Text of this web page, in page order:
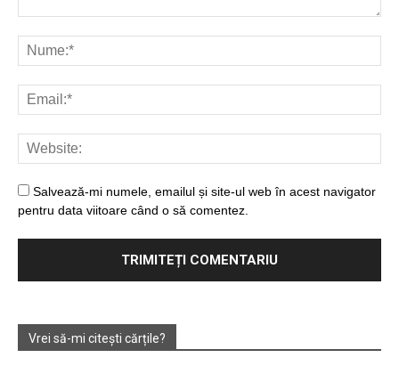
Salvează-mi numele, emailul și site-ul web în acest navigator
pentru data viitoare când o să comentez.
Vrei să-mi citești cărțile?